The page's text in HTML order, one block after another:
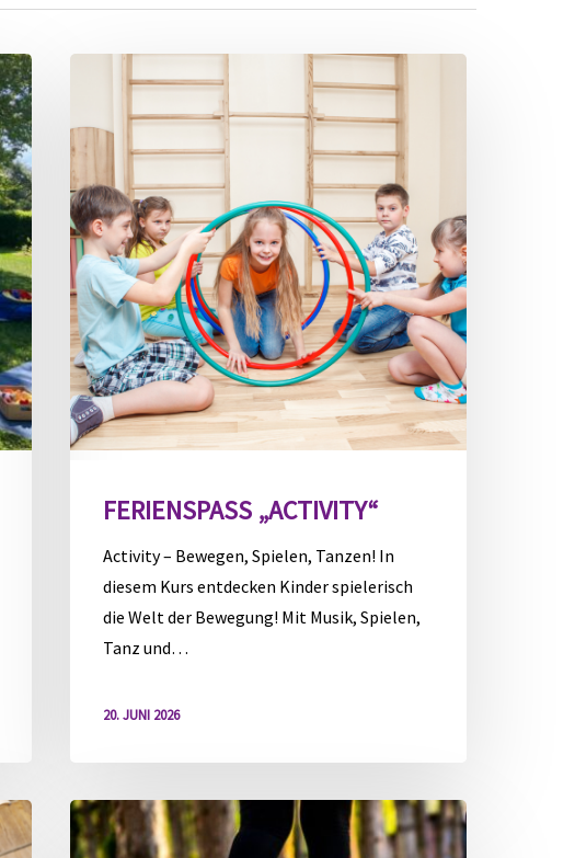
FERIENSPASS „ACTIVITY“
Activity – Bewegen, Spielen, Tanzen! In
diesem Kurs entdecken Kinder spielerisch
die Welt der Bewegung! Mit Musik, Spielen,
Tanz und…
20. JUNI 2026
Ferienspaß
„Morgenspaziergang